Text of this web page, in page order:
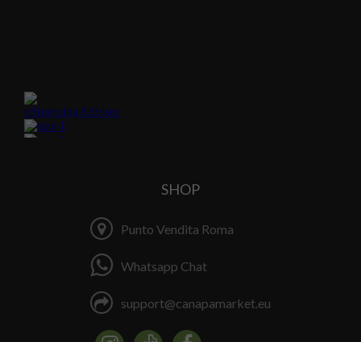
SHOP
Punto Vendita Roma
Whatsapp Chat
support@canapamarket.eu